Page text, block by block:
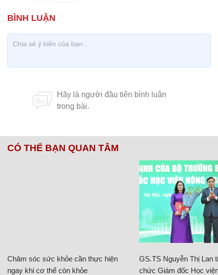
CÓ THỂ BẠN QUAN TÂM
Chăm sóc sức khỏe cần thực hiện
ngay khi cơ thể còn khỏe
GS.TS Nguyễn Thị Lan
chức Giám đốc Học